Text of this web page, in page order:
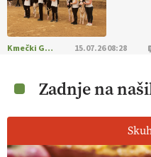
Kmečki Glas 15.07.26 08:28
Zadnje na